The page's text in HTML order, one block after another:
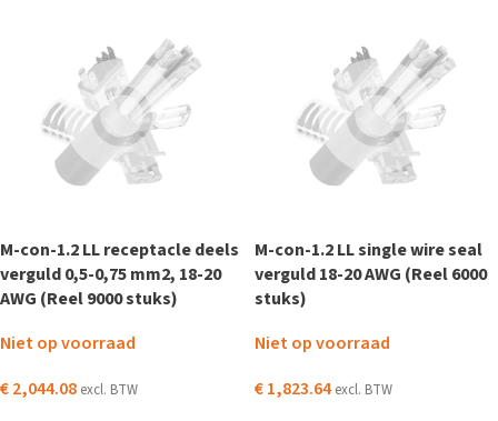
M-con-1.2 LL receptacle deels
verguld 0,5-0,75 mm2, 18-20
AWG (Reel 9000 stuks)
Niet op voorraad
€2,044.08 excl. BTW
M-con-1.2 LL single wire seal
verguld 18-20 AWG (Reel 6000
stuks)
Niet op voorraad
€1,823.64 excl. BTW